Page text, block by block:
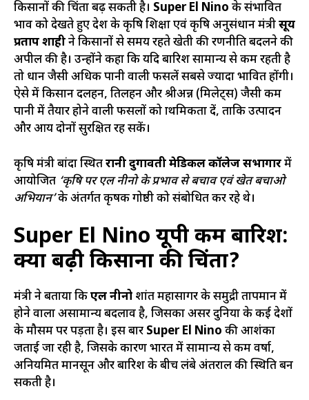
किसानों की चिंता बढ़ सकती है। Super El Nino के संभावित
प्रभाव को देखते हुए प्रदेश के कृषि शिक्षा एवं कृषि अनुसंधान मंत्रीसूर्य
प्रताप शाहीने किसानों से समय रहते खेती की रणनीति बदलने की
अपील की है। उन्होंने कहा कि यदि बारिश सामान्य से कम रहती है
तो धान जैसी अधिक पानी वाली फसलें सबसे ज्यादा प्रभावित होंगी।
ऐसे में किसान दलहन, तिलहन और श्रीअन्न (मिलेट्स) जैसी कम
पानी में तैयार होने वाली फसलों को प्राथमिकता दें, ताकि उत्पादन
और आय दोनों सुरक्षित रह सकें।
कृषि मंत्री बांदा स्थितरानी दुर्गावती मेडिकल कॉलेज सभागारमें
आयोजित ‘कृषि पर एल नीनो के प्रभाव से बचाव एवं खेत बचाओ
अभियान’के अंतर्गत कृषक गोष्ठी को संबोधित कर रहे थे।
Super El Nino यूपी कम बारिश:
क्यों बढ़ी किसानों की चिंता?
मंत्री ने बताया किएल नीनो प्रशांत महासागर के समुद्री तापमान में
होने वाला असामान्य बदलाव है, जिसका असर दुनिया के कई देशों
के मौसम पर पड़ता है। इस बार Super El Nino की आशंका
जताई जा रही है, जिसके कारण भारत में सामान्य से कम वर्षा,
अनियमित मानसून और बारिश के बीच लंबे अंतराल की स्थिति बन
सकती है।